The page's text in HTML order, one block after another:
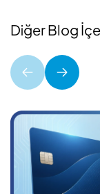
Diğer Blog